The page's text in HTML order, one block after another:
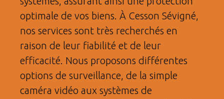
optimale de vos biens. À Cesson Sévigné,
nos services sont très recherchés en
raison de leur fiabilité et de leur
efficacité. Nous proposons différentes
options de surveillance, de la simple
caméra vidéo aux systèmes de